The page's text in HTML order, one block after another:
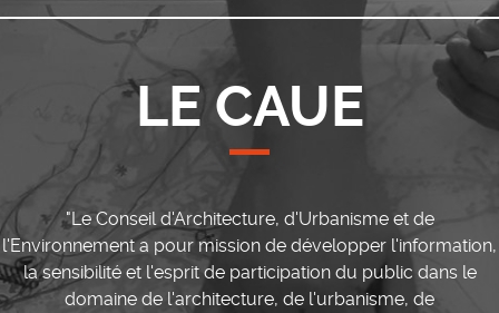
LE CAUE
"Le Conseil d'Architecture, d'Urbanisme et de
l'Environnement a pour mission de développer l'information,
la sensibilité et l'esprit de participation du public dans le
domaine de l'architecture, de l'urbanisme, de